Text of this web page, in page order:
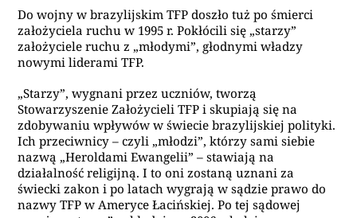
Do wojny w brazylijskim TFP doszło tuż po śmierci
założyciela ruchu w 1995 r. Pokłócili się „starzy”
założyciele ruchu z „młodymi”, głodnymi władzy
nowymi liderami TFP.
„Starzy”, wygnani przez uczniów, tworzą
Stowarzyszenie Założycieli TFP i skupiają się na
zdobywaniu wpływów w świecie brazylijskiej polityki.
Ich przeciwnicy – czyli „młodzi”, którzy sami siebie
nazwą „Heroldami Ewangelii” – stawiają na
działalność religijną. I to oni zostaną uznani za
świecki zakon i po latach wygrają w sądzie prawo do
nazwy TFP w Ameryce Łacińskiej. Po tej sądowej